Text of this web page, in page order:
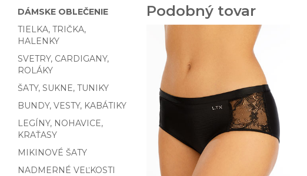
DÁMSKE OBLEČENIE
TIELKA, TRIČKA,
HALENKY
SVETRY, CARDIGANY,
ROLÁKY
ŠATY, SUKNE, TUNIKY
BUNDY, VESTY, KABÁTIKY
LEGÍNY, NOHAVICE,
KRAŤASY
MIKINOVÉ ŠATY
NADMERNÉ VEĽKOSTI
Podobný tovar